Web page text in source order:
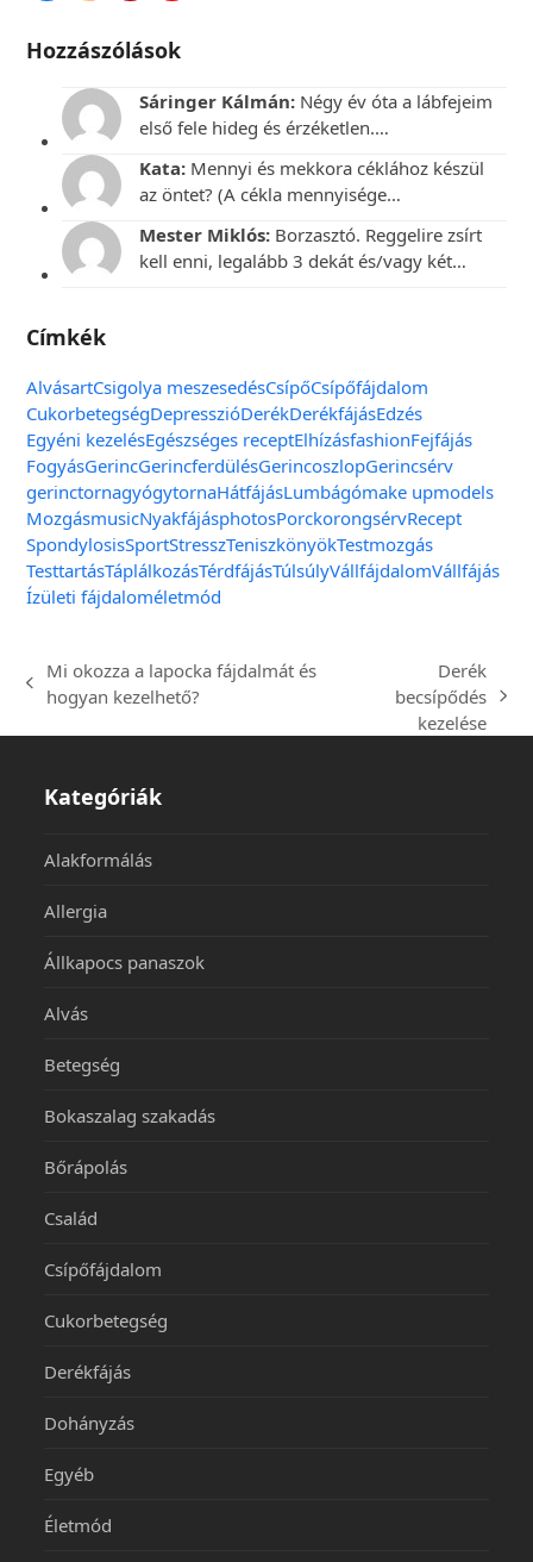
Hozzászólások
Sáringer Kálmán: Négy év óta a lábfejeim
első fele hideg és érzéketlen.…
Kata: Mennyi és mekkora céklához készül
az öntet? (A cékla mennyisége…
Mester Miklós: Borzasztó. Reggelire zsírt
kell enni, legalább 3 dekát és/vagy két…
Címkék
AlvásartCsigolya meszesedésCsípőCsípőfájdalom
CukorbetegségDepresszióDerékDerékfájásEdzés
Egyéni kezelésEgészséges receptElhízásfashionFejfájás
FogyásGerincGerincferdülésGerincoszlopGerincsérv
gerinctornagyógytornaHátfájásLumbágómake upmodels
MozgásmusicNyakfájásphotosPorckorongsérvRecept
SpondylosisSportStresszTeniszkönyökTestmozgás
TesttartásTáplálkozásTérdfájásTúlsúlyVállfájdalomVállfájás
Ízületi fájdaloméletmód
Mi okozza a lapocka fájdalmát és
hogyan kezelhető?
Derék
becsípődés
kezelése
Kategóriák
Alakformálás
Allergia
Állkapocs panaszok
Alvás
Betegség
Bokaszalag szakadás
Bőrápolás
Család
Csípőfájdalom
Cukorbetegség
Derékfájás
Dohányzás
Egyéb
Életmód